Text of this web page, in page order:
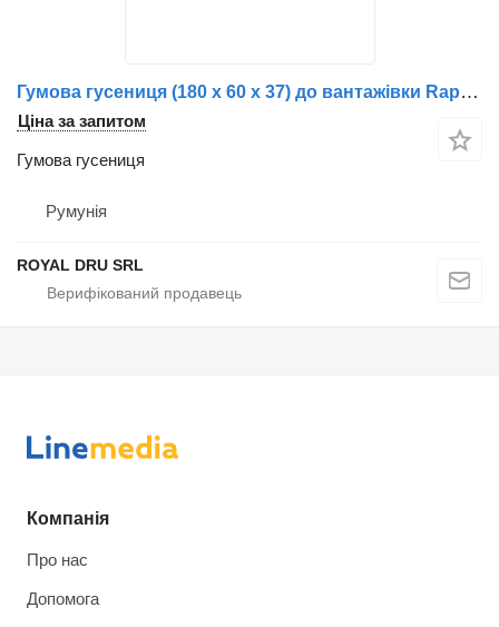
Гумова гусениця (180 x 60 x 37) до вантажівки Rapid DS601
Ціна за запитом
Гумова гусениця
Румунія
ROYAL DRU SRL
Компанія
Про нас
Допомога